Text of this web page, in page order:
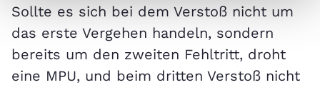
Sollte es sich bei dem Verstoß nicht um
das erste Vergehen handeln, sondern
bereits um den zweiten Fehltritt, droht
eine MPU, und beim dritten Verstoß nicht